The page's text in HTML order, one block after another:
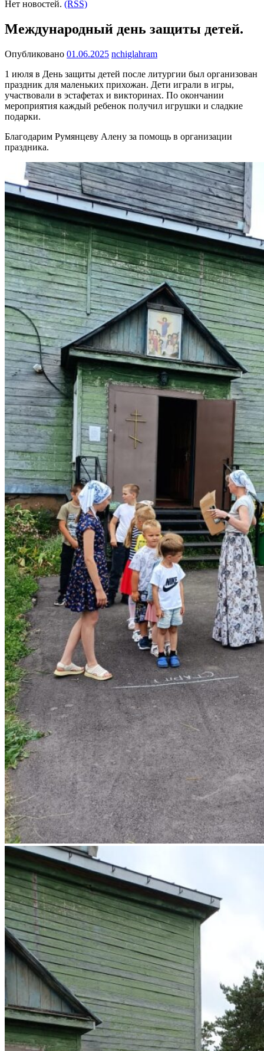
Нет новостей. (RSS)
Международный день защиты детей.
Опубликовано 01.06.2025 nchiglahram
1 июля в День защиты детей после литургии был организован
праздник для маленьких прихожан. Дети играли в игры,
участвовали в эстафетах и викторинах. По окончании
мероприятия каждый ребенок получил игрушки и сладкие
подарки.
Благодарим Румянцеву Алену за помощь в организации
праздника.